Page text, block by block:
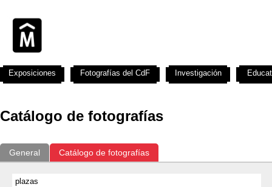
Catálogo de fotografías
General Catálogo de fotografías
Exposiciones Fotografías del CdF Investigación